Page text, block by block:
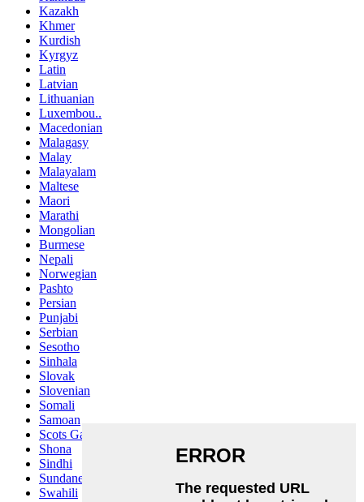
Kazakh
Khmer
Kurdish
Kyrgyz
Latin
Latvian
Lithuanian
Luxembou..
Macedonian
Malagasy
Malay
Malayalam
Maltese
Maori
Marathi
Mongolian
Burmese
Nepali
Norwegian
Pashto
Persian
Punjabi
Serbian
Sesotho
Sinhala
Slovak
Slovenian
Somali
Samoan
Scots Gaelic
Shona
Sindhi
Sundanese
Swahili